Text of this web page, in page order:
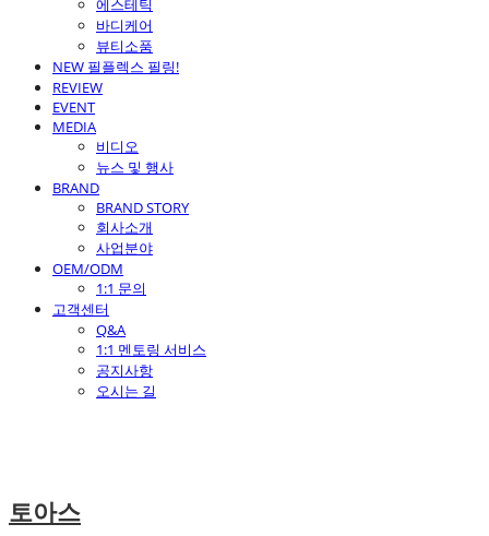
에스테틱
바디케어
뷰티소품
NEW 필플렉스 필링!
REVIEW
EVENT
MEDIA
비디오
뉴스 및 행사
BRAND
BRAND STORY
회사소개
사업분야
OEM/ODM
1:1 문의
고객센터
Q&A
1:1 멘토링 서비스
공지사항
오시는 길
토아스